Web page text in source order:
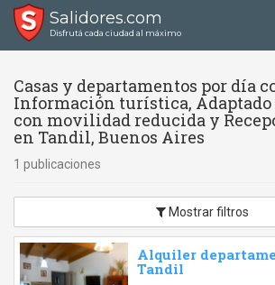
Salidores.com
Disfrutá cada ciudad al máximo
Casas y departamentos por día
Información turística, Adaptado
con movilidad reducida y
en Tandil, Buenos Aires
1 publicaciones
Mostrar filtros
Alquiler
Tandil